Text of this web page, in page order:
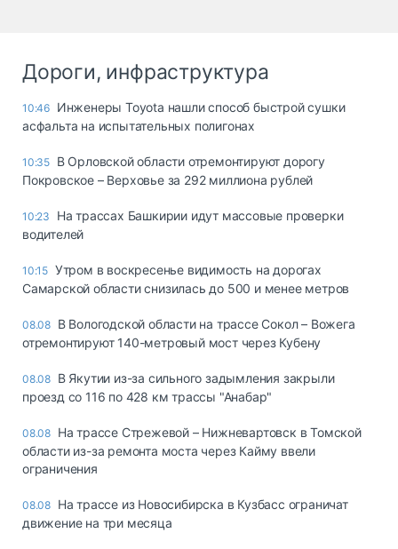
Дороги, инфраструктура
10:46 Инженеры Toyota нашли способ быстрой сушки
асфальта на испытательных полигонах
10:35 В Орловской области отремонтируют дорогу
Покровское – Верховье за 292 миллиона рублей
10:23
На трассах Башкирии идут массовые проверки
водителей
10:15 Утром в воскресенье видимость на дорогах
Самарской области снизилась до 500 и менее метров
08.08 В Вологодской области на трассе Сокол – Вожега
отремонтируют 140-метровый мост через Кубену
08.08 В Якутии из-за сильного задымления закрыли
проезд со 116 по 428 км трассы "Анабар"
08.08 На трассе Стрежевой – Нижневартовск в Томской
области из-за ремонта моста через Кайму ввели
ограничения
08.08 На трассе из Новосибирска в Кузбасс ограничат
движение на три месяца